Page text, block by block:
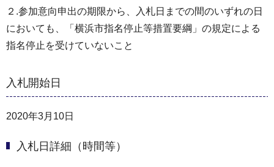
２.参加意向申出の期限から、入札日までの間のいずれの日
においても、「横浜市指名停止等措置要綱」の規定による
指名停止を受けていないこと
入札開始日
2020年3月10日
入札日詳細（時間等）